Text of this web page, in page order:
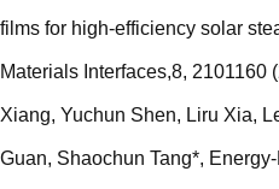
films for high-efficiency solar
Materials Interfaces,8, 2101160
Xiang, Yuchun Shen, Liru Xia,
Guan, Shaochun Tang*,